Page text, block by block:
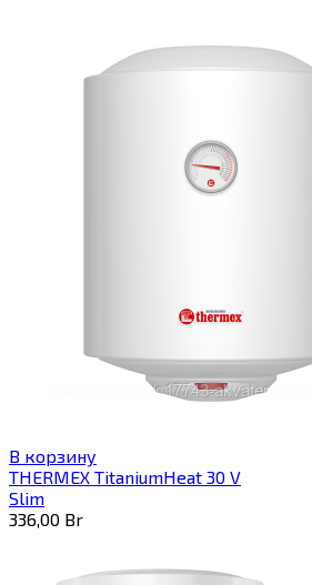
В корзину
THERMEX TitaniumHeat 30 V
Slim
336,00 Br